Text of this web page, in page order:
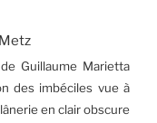
Guillaume Marietta
des imbéciles vue à
en clair obscure